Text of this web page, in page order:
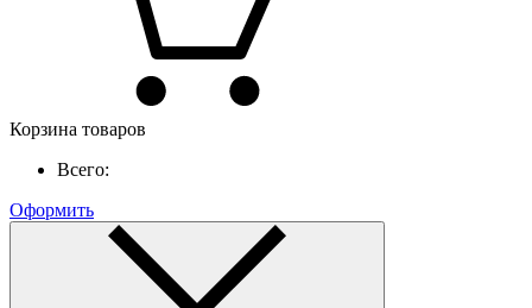
Корзина товаров
Всего:
Оформить